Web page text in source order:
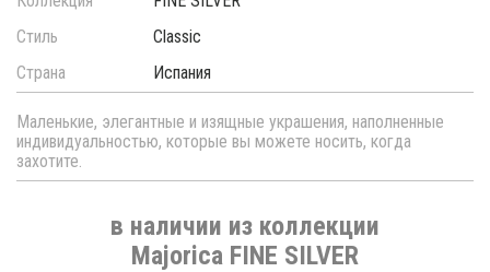
Стиль
Classic
Страна
Испания
Маленькие, элегантные и изящные украшения, наполненные
индивидуальностью, которые вы можете носить, когда
захотите.
в наличии из коллекции
Majorica FINE SILVER